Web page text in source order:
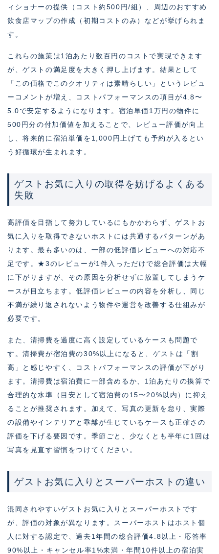
ィショナーの提供（コスト約500円/組）、周辺のおすすめ
飲食店マップの作成（初期コストのみ）などが挙げられま
す。
これらの施策は1泊あたり数百円のコストで実現できます
が、ゲストの満足度を大きく押し上げます。結果として
「この価格でこのクオリティは素晴らしい」というレビュ
ーコメントが増え、コストパフォーマンスの項目が4.8〜
5.0で安定するようになります。宿泊単価1万円の物件に
500円分の付加価値を加えることで、レビュー評価が向上
し、将来的に宿泊単価を1,000円上げても予約が入るとい
う好循環が生まれます。
ゲストお気に入りの取得を妨げるよくある
失敗
高評価を目指して努力しているにもかかわらず、ゲストお
気に入りを取得できないホストには共通するパターンがあ
ります。最も多いのは、一部の低評価レビューへの対応不
足です。★3のレビューが1件入っただけで総合評価は大幅
に下がりますが、その原因を分析せずに放置してしまうケ
ースが目立ちます。低評価レビューの内容を分析し、同じ
不満が繰り返されないよう物件や運営を改善する仕組みが
必要です。
また、清掃費を過度に高く設定しているケースも問題で
す。清掃費が宿泊費の30%以上になると、ゲストは「割
高」と感じやすく、コストパフォーマンスの評価が下がり
ます。清掃費は宿泊費に一部含めるか、1泊あたりの換算で
合理的な水準（目安として宿泊費の15〜20%以内）に抑え
ることが推奨されます。加えて、写真の更新を怠り、実際
の設備やインテリアと乖離が生じているケースも正確さの
評価を下げる要因です。季節ごと、少なくとも半年に1回は
写真を見直す習慣をつけてください。
ゲストお気に入りとスーパーホストの違い
混同されやすいゲストお気に入りとスーパーホストです
が、評価の対象が異なります。スーパーホストはホスト個
人に対する認定で、過去1年間の総合評価4.8以上・応答率
90%以上・キャンセル率1%未満・年間10件以上の宿泊実